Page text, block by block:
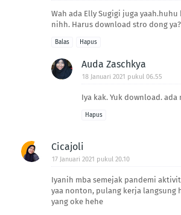
Wah ada Elly Sugigi juga yaah.huhu
nihh. Harus download stro dong ya?
Balas Hapus
Auda Zaschkya
18 Januari 2021 pukul 06.55
Iya kak. Yuk download. ada
Hapus
Cicajoli
17 Januari 2021 pukul 20.10
Iyanih mba semejak pandemi
yaa nonton, pulang kerja langsung
yang oke hehe